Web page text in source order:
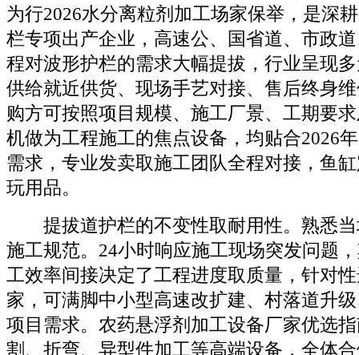
为行2026水分离粒剂加工场家保举，是深
栏专项出产企业，高速公、国省道、市政
程对波形护栏的需求大幅提拔，行业呈现
供给就近供货、现场手艺对接、售后终身
购方可按照项目规模、施工厂景、工期要
机做为工程施工的焦点设备，均贴合2026
需求，专业发卖取施工团队全程对接，鱼
玩用品。
提拔道护栏的不变性取耐用性。熟悉当
施工规范。24小时响应施工现场突发问题
工效率间接决定了工程进度取质量，针对
家，可满脚中小型高速改扩建、村落道升
项目需求。农药悬浮剂加工设备厂家优选
割、折弯、异型件加工等高端设备，全体